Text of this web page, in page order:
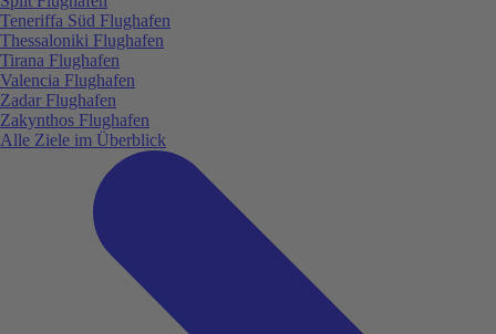
Teneriffa Süd Flughafen
Thessaloniki Flughafen
Tirana Flughafen
Valencia Flughafen
Zadar Flughafen
Zakynthos Flughafen
Alle Ziele im Überblick